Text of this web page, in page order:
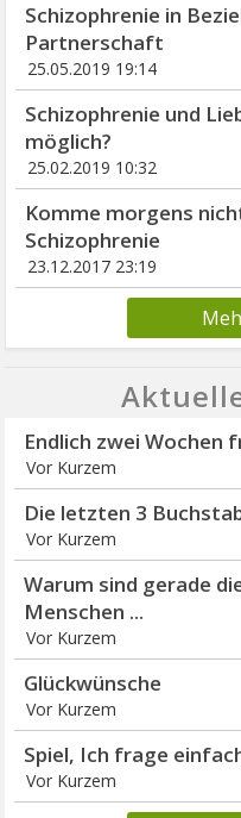
Schizophrenie in
Partnerschaft
25.05.2019 19:14
Schizophrenie und
möglich?
25.02.2019 10:32
Komme morgens
Schizophrenie
23.12.2017 23:19
Endlich zwei Wochen
Vor Kurzem
Die letzten 3
Vor Kurzem
Warum sind gerade
Menschen ...
Vor Kurzem
Glückwünsche
Vor Kurzem
Spiel, Ich frage
Vor Kurzem